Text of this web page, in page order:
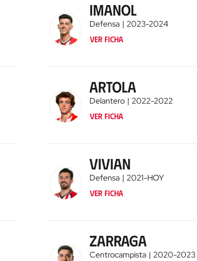
Imanol
Defensa 2023-2024
Ver ficha
Artola
Delantero 2022-2022
Ver ficha
Vivian
Defensa 2021-HOY
Ver ficha
Zarraga
Centrocampista 2020-2023